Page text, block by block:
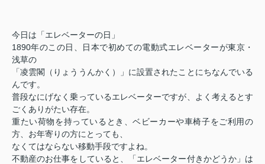
今日は「エレベーターの日」
1890年のこの日、日本で初めての電動式エレベーターが東京・
浅草の
「凌雲閣（りょううんかく）」に設置されたことにちなんでいる
んです。
普段なにげなく乗っているエレベーターですが、よく考えるとす
ごくありがたい存在。
重たい荷物を持っているとき、ベビーカーや車椅子をご利用の
方、お年寄りの方にとっても、
なくてはならない移動手段ですよね。
不動産のお仕事をしていると、「エレベーター付きかどうか」は